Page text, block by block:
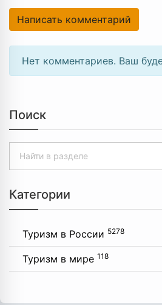
Написать комментарий
Нет комментариев. Ваш
Поиск
Категории
Туризм в России 5278
Туризм в мире 118